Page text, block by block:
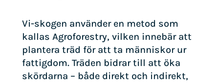
Vi-skogen använder en metod som
kallas Agroforestry, vilken innebär att
plantera träd för att ta människor ur
fattigdom. Träden bidrar till att öka
skördarna – både direkt och indirekt,